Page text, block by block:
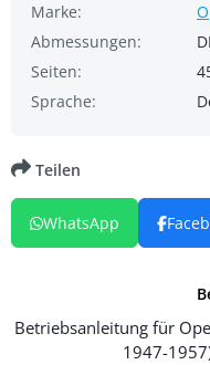
Marke:
Abmessungen:
Seiten:
Sprache:
Betriebsanleitung für
1947-
Teilen
WhatsApp